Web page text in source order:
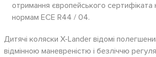
отримання європейського сертифіката
нормам ECE R44 / 04.
Дитячі коляски X-Lander відомі
відмінною маневреністю і безліччю